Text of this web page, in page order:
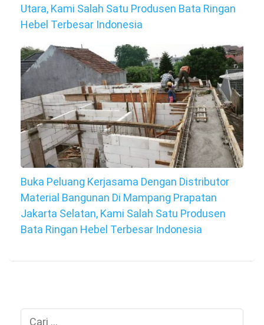
Utara, Kami Salah Satu Produsen Bata Ringan
Hebel Terbesar Indonesia
Buka Peluang Kerjasama Dengan Distributor
Material Bangunan Di Mampang Prapatan
Jakarta Selatan, Kami Salah Satu Produsen
Bata Ringan Hebel Terbesar Indonesia
Cari